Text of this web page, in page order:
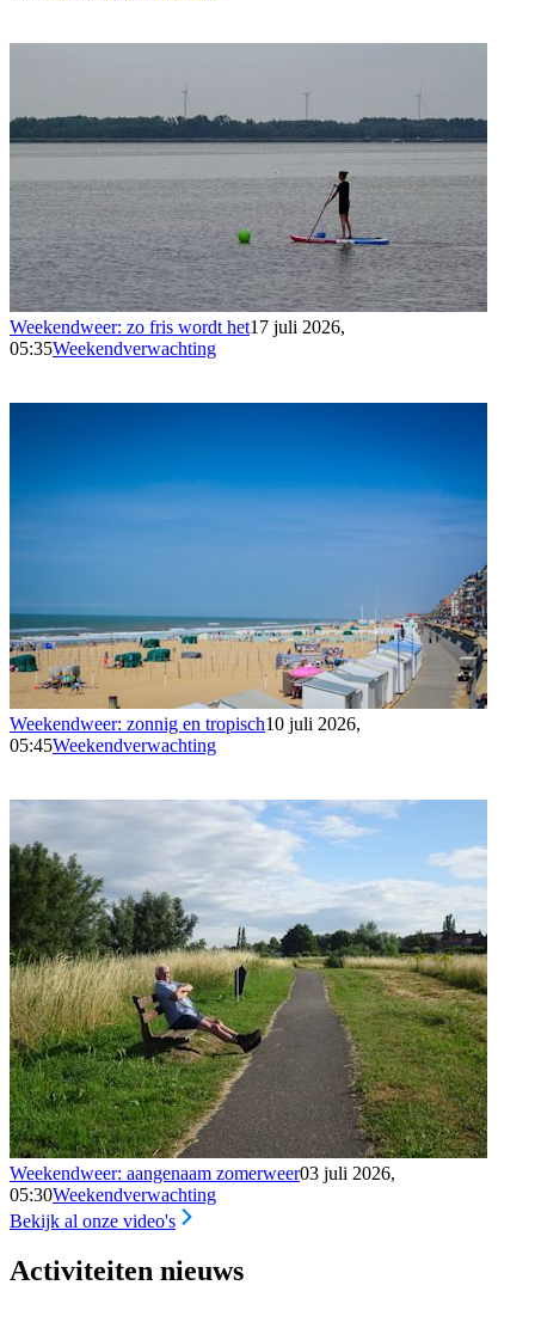
Weekendweer: zo fris wordt het17 juli 2026,
05:35Weekendverwachting
Weekendweer: zonnig en tropisch10 juli 2026,
05:45Weekendverwachting
Weekendweer: aangenaam zomerweer03 juli 2026,
05:30Weekendverwachting
Bekijk al onze video's
Activiteiten nieuws